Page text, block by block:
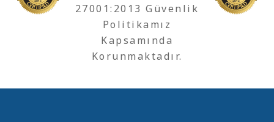
27001:2013 Güvenlik
Politikamız
Kapsamında
Korunmaktadır.